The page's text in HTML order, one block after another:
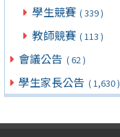
學生競賽 ( 339 )
教師競賽 ( 113 )
會議公告 ( 62 )
學生家長公告 ( 1,630 )